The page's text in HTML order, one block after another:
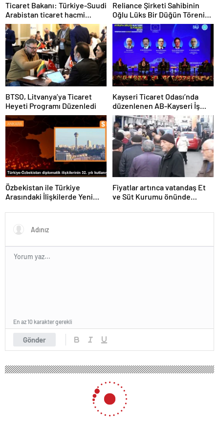
Ticaret Bakanı: Türkiye-Suudi
Arabistan ticaret hacmi
artacak
Reliance Şirketi Sahibinin
Oğlu Lüks Bir Düğün Töreni
Düzenledi
BTSO, Litvanya’ya Ticaret
Heyeti Programı Düzenledi
Kayseri Ticaret Odası’nda
düzenlenen AB-Kayseri İş
Forumu’nda yeşil dönüşüm
ve dijitalleşme vurgusu
yapıldı
Özbekistan ile Türkiye
Arasındaki İlişkilerde Yeni
Fiyatlar artınca vatandaş Et
ve Süt Kurumu önünde
Gönder
En az 10 karakter gerekli